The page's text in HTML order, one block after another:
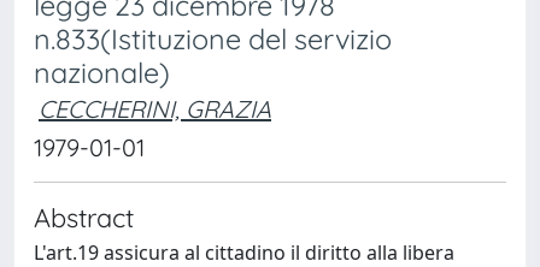
n.833(Istituzione del servizio
nazionale)
CECCHERINI, GRAZIA
1979-01-01
Abstract
L'art.19 assicura al cittadino il diritto alla libera